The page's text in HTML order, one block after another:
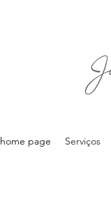
home page Serviços